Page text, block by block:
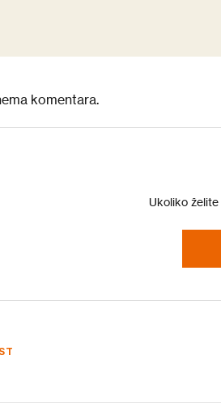
komentara.
Ukoliko